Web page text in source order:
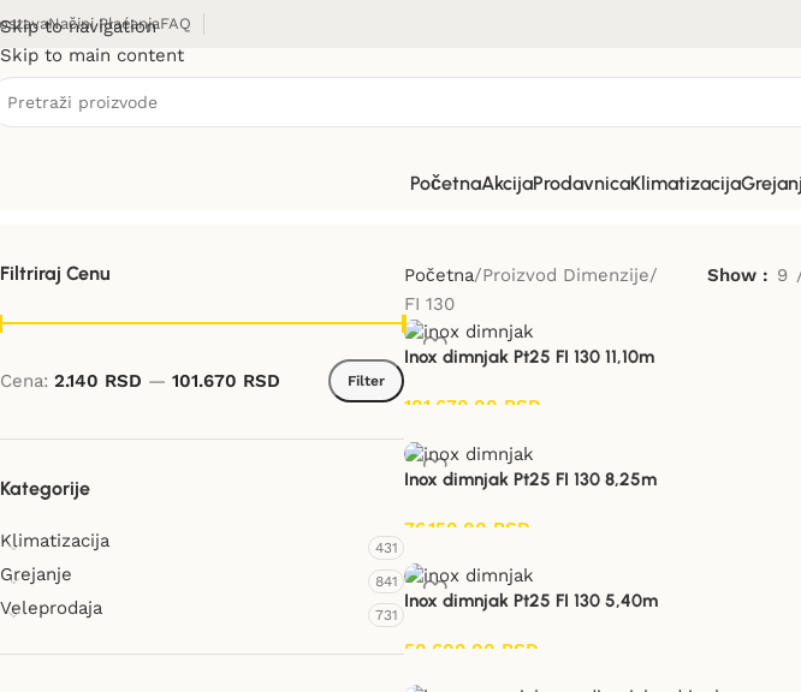
Skip to navigation
Skip to main content
Načini PlaćanjaFAQ
PočetnaAkcijaProdavnicaKlimatizacija
Filtriraj Cenu
Filter
Cena: 2.140 RSD — 101.670 RSD
Kategorije
Klimatizacija 431
Grejanje 841
Veleprodaja 731
Početna Proizvod Dimenzije
FI 130
Show 9
Inox dimnjak Pt25 FI 130 11,10m
101.670,00 RSD
Inox dimnjak Pt25 FI 130 8,25m
76.150,00 RSD
Inox dimnjak Pt25 FI 130 5,40m
50.600,00 RSD